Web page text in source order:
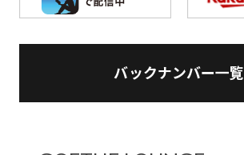
バックナンバー一覧